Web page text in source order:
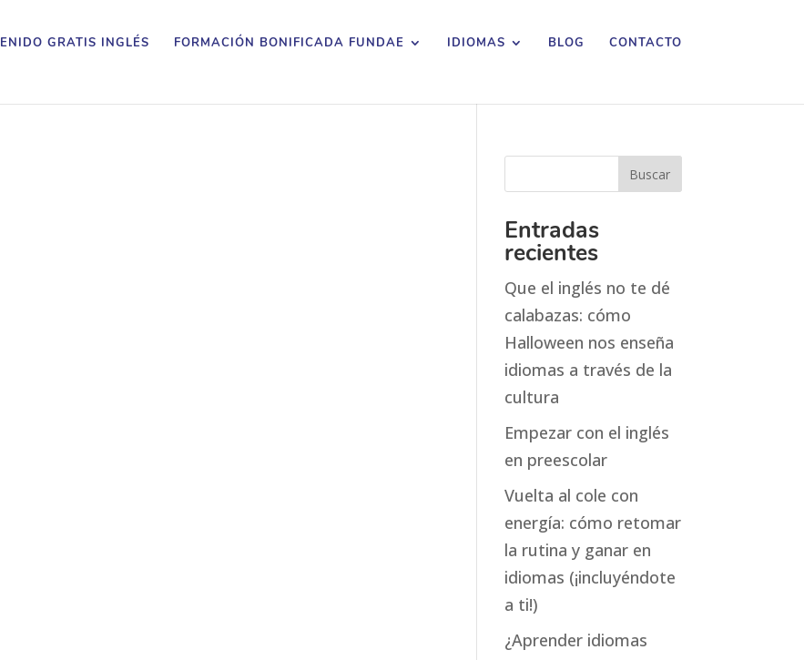
GRATIS INGLÉS FORMACIÓN BONIFICADA FUNDAE IDIOMAS BLOG CONTACTO
Entradas
recientes
Que el inglés no te dé
calabazas: cómo
Halloween nos enseña
idiomas a través de la
cultura
Empezar con el inglés
en preescolar
Vuelta al cole con
energía: cómo retomar
la rutina y ganar en
idiomas (¡incluyéndote
a ti!)
¿Aprender idiomas